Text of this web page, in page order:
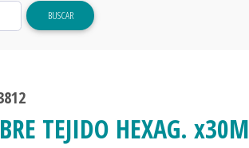
BUSCAR
TEJIDO HEXAG. x30M